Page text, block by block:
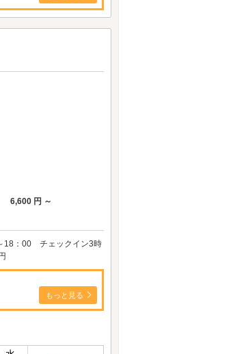
6,600 円 ～
：00 チェックイン3時
もっと見る